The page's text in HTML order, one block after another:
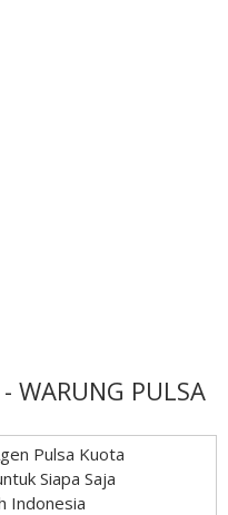
WARUNG PULSA
Pulsa Kuota
Siapa Saja
Indonesia